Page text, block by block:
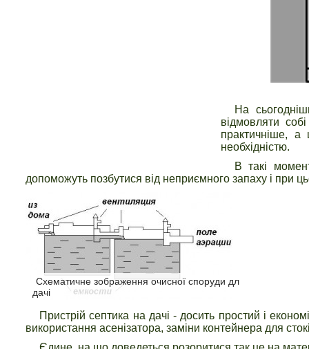
На
відмовляти
практичніше, а
необхідністю.
В такі
допоможуть позбутися від неприємного запаху і при
Схематичне зображення очисної споруди для
дачі
Пристрій септика на дачі - досить простий і
використання асенізатора, заміни контейнера для